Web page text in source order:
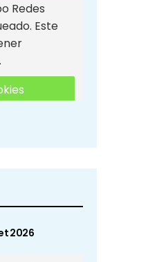
Redes
Este
Redes
2026